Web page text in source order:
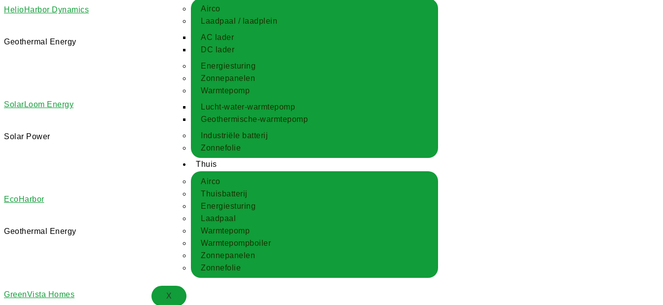
Airco
Laadpaal / laadplein
AC lader
DC lader
Energiesturing
Zonnepanelen
Warmtepomp
Lucht-water-warmtepomp
Geothermische-warmtepomp
Industriële batterij
Zonnefolie
Thuis
Airco
Thuisbatterij
Energiesturing
Laadpaal
Warmtepomp
Warmtepompboiler
Zonnepanelen
Zonnefolie
X
HelioHarbor Dynamics
Geothermal Energy
SolarLoom Energy
Solar Power
EcoHarbor
Geothermal Energy
GreenVista Homes